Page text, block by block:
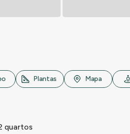
Plantas Mapa
quartos